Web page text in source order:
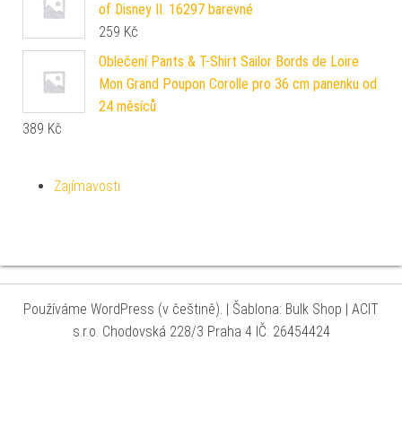
of Disney II. 16297 barevné
259 Kč
Oblečení Pants & T-Shirt Sailor Bords de Loire
Mon Grand Poupon Corolle pro 36 cm panenku od
24 měsíců
389 Kč
Zajímavosti
Používáme WordPress (v češtině). | Šablona: Bulk Shop | ACIT
s.r.o. Chodovská 228/3 Praha 4 IČ: 26454424